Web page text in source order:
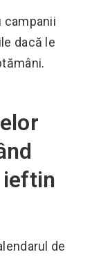
campanii
dacă le
de